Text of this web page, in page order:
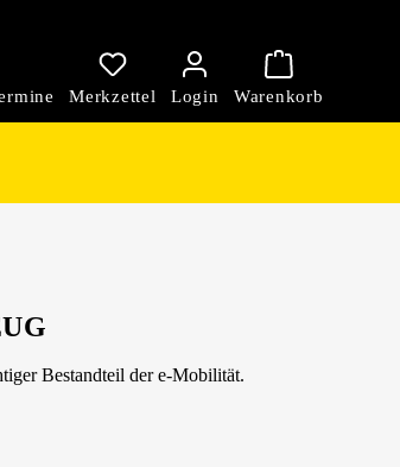
Bestandteil der e-Mobilität.